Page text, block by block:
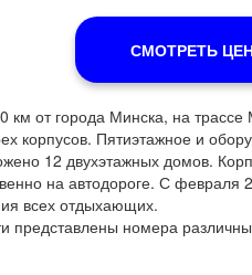
СМОТРЕТЬ
от города Минска, на
корпусов. Пятиэтажное и
12 двухэтажных домов.
на автодороге. С
всех отдыхающих.
номера